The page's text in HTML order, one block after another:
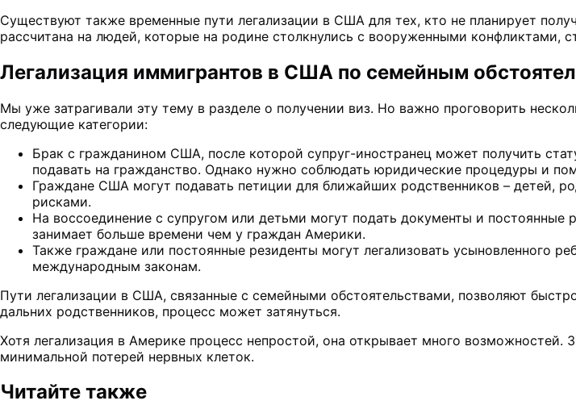
Существуют также временные пути легализации в США для тех, кто не планирует
рассчитана на людей, которые на родине столкнулись с вооруженными
Легализация иммигрантов в США по семейным
Мы уже затрагивали эту тему в разделе о получении виз. Но важно проговорить
следующие категории:
Брак с гражданином США, после которой супруг-иностранец может получить
подавать на гражданство. Однако нужно соблюдать юридические процедуры и
Граждане США могут подавать петиции для ближайших родственников – детей,
рисками.
На воссоединение с супругом или детьми могут подать документы и
занимает больше времени чем у граждан Америки.
Также граждане или постоянные резиденты могут легализовать усыновленного
международным законам.
Пути легализации в США, связанные с семейными обстоятельствами, позволяют
дальних родственников, процесс может затянуться.
Хотя легализация в Америке процесс непростой, она открывает много
минимальной потерей нервных клеток.
Читайте также